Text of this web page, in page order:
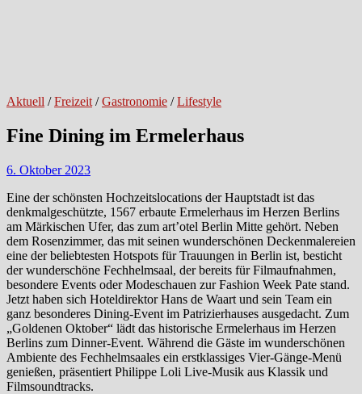
Aktuell /Freizeit /Gastronomie /Lifestyle
Fine Dining im Ermelerhaus
6. Oktober 2023
Eine der schönsten Hochzeitslocations der Hauptstadt ist das
denkmalgeschützte, 1567 erbaute Ermelerhaus im Herzen Berlins
am Märkischen Ufer, das zum art’otel Berlin Mitte gehört. Neben
dem Rosenzimmer, das mit seinen wunderschönen Deckenmalereien
eine der beliebtesten Hotspots für Trauungen in Berlin ist, besticht
der wunderschöne Fechhelmsaal, der bereits für Filmaufnahmen,
besondere Events oder Modeschauen zur Fashion Week Pate stand.
Jetzt haben sich Hoteldirektor Hans de Waart und sein Team ein
ganz besonderes Dining-Event im Patrizierhauses ausgedacht. Zum
„Goldenen Oktober“ lädt das historische Ermelerhaus im Herzen
Berlins zum Dinner-Event. Während die Gäste im wunderschönen
Ambiente des Fechhelmsaales ein erstklassiges Vier-Gänge-Menü
genießen, präsentiert Philippe Loli Live-Musik aus Klassik und
Filmsoundtracks.